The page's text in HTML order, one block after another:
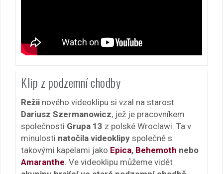
Klip z podzemní chodby
Režii nového videoklipu si vzal na starost
Dariusz Szermanowicz, jež je pracovníkem
společnosti Grupa 13 z polské Wroclawi. Ta v
minulosti natočila videoklipy společně s
takovými kapelami jako Epica, Behemoth nebo
Amaranthe . Ve videoklipu můžeme vidět